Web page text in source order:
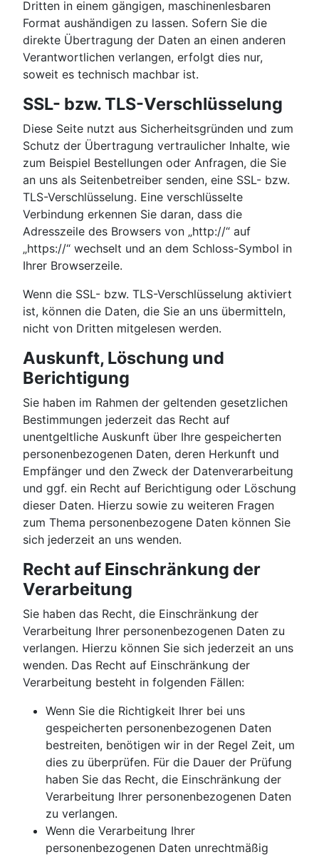
Dritten in einem gängigen, maschinenlesbaren
Format aushändigen zu lassen. Sofern Sie die
direkte Übertragung der Daten an einen anderen
Verantwortlichen verlangen, erfolgt dies nur,
soweit es technisch machbar ist.
SSL- bzw. TLS-Verschlüsselung
Diese Seite nutzt aus Sicherheitsgründen und zum
Schutz der Übertragung vertraulicher Inhalte, wie
zum Beispiel Bestellungen oder Anfragen, die Sie
an uns als Seitenbetreiber senden, eine SSL- bzw.
TLS-Verschlüsselung. Eine verschlüsselte
Verbindung erkennen Sie daran, dass die
Adresszeile des Browsers von „http://“ auf
„https://“ wechselt und an dem Schloss-Symbol in
Ihrer Browserzeile.
Wenn die SSL- bzw. TLS-Verschlüsselung aktiviert
ist, können die Daten, die Sie an uns übermitteln,
nicht von Dritten mitgelesen werden.
Auskunft, Löschung und
Berichtigung
Sie haben im Rahmen der geltenden gesetzlichen
Bestimmungen jederzeit das Recht auf
unentgeltliche Auskunft über Ihre gespeicherten
personenbezogenen Daten, deren Herkunft und
Empfänger und den Zweck der Datenverarbeitung
und ggf. ein Recht auf Berichtigung oder Löschung
dieser Daten. Hierzu sowie zu weiteren Fragen
zum Thema personenbezogene Daten können Sie
sich jederzeit an uns wenden.
Recht auf Einschränkung der
Verarbeitung
Sie haben das Recht, die Einschränkung der
Verarbeitung Ihrer personenbezogenen Daten zu
verlangen. Hierzu können Sie sich jederzeit an uns
wenden. Das Recht auf Einschränkung der
Verarbeitung besteht in folgenden Fällen:
Wenn Sie die Richtigkeit Ihrer bei uns
gespeicherten personenbezogenen Daten
bestreiten, benötigen wir in der Regel Zeit, um
dies zu überprüfen. Für die Dauer der Prüfung
haben Sie das Recht, die Einschränkung der
Verarbeitung Ihrer personenbezogenen Daten
zu verlangen.
Wenn die Verarbeitung Ihrer
personenbezogenen Daten unrechtmäßig